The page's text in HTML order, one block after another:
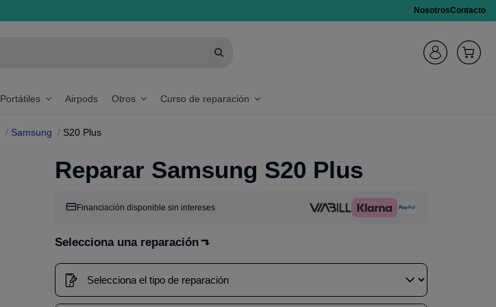
NosotrosContacto
Portátiles Airpods Otros Curso de reparación
Samsung S20 Plus
Reparar Samsung S20 Plus
Financiación disponible sin intereses
Selecciona una reparación